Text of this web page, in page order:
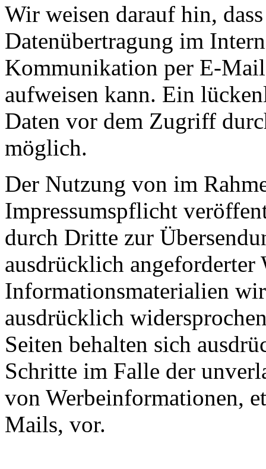
Wir weisen darauf hin,
Datenübertragung im
Kommunikation per E-
aufweisen kann. Ein
Daten vor dem Zugriff
möglich.
Der Nutzung von im
Impressumspflicht
durch Dritte zur
ausdrücklich angeforderter
Informationsmaterialien
ausdrücklich
Seiten behalten sich
Schritte im Falle der
von Werbeinformationen,
Mails, vor.